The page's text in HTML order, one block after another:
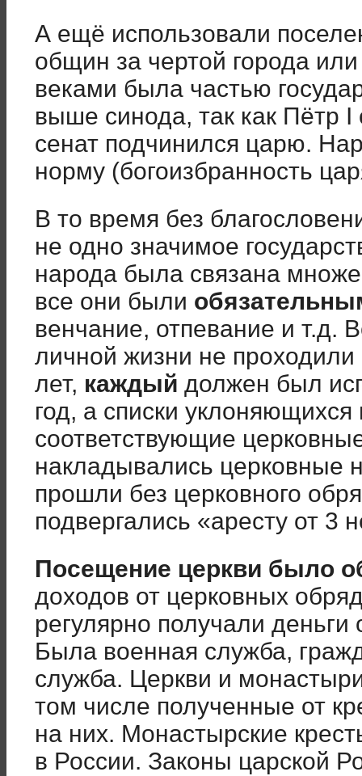
А ещё использовали
общин за чертой города
веками была частью
выше синода, так как Пётр
сенат подчинился царю.
норму (богоизбранность
В то время без
не одно значимое
народа была связана
все они были
венчание, отпевание и т.д.
личной жизни не
лет, каждый должен был
год, а списки уклоняющихся
соответствующие
накладывались церковные
прошли без церковного
подвергались «аресту от 3
Посещение церкви было
доходов от церковных
регулярно получали деньги
Была военная служба,
служба. Церкви и
том числе полученные от
на них. Монастырские
в России. Законы царской